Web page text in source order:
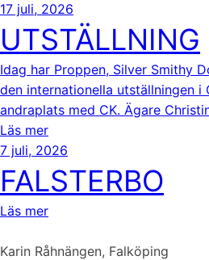
17 juli, 2026
UTSTÄLLNING
Idag har Proppen, Silver Smithy
den internationella utställningen i
andraplats med CK. Ägare
Läs mer
7 juli, 2026
FALSTERBO
Läs mer
Karin Råhnängen, Falköping